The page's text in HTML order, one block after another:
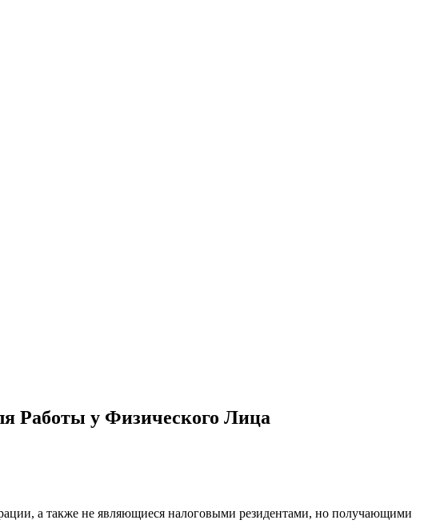
Работы у Физического Лица
а также не являющиеся налоговыми резидентами, но получающими